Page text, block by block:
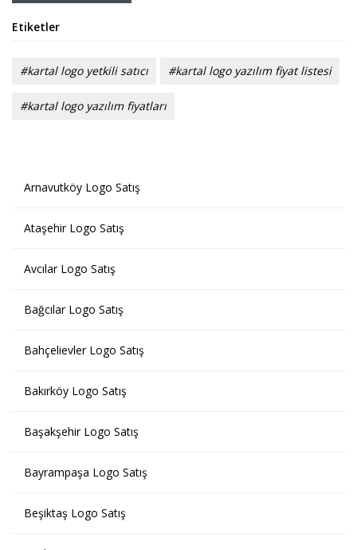
Etiketler
#kartal logo yetkili satıcı #kartal logo yazılım fiyat listesi
#kartal logo yazılım fiyatları
Arnavutköy Logo Satış
Ataşehir Logo Satış
Avcılar Logo Satış
Bağcılar Logo Satış
Bahçelievler Logo Satış
Bakırköy Logo Satış
Başakşehir Logo Satış
Bayrampaşa Logo Satış
Beşiktaş Logo Satış